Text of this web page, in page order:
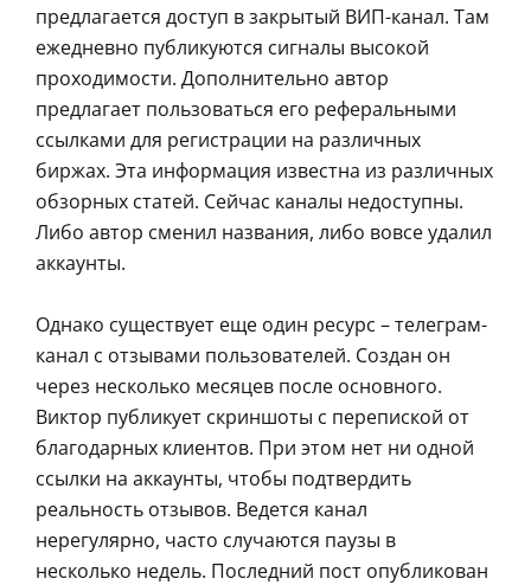
предлагается доступ в закрытый ВИП-канал. Там
ежедневно публикуются сигналы высокой
проходимости. Дополнительно автор
предлагает пользоваться его реферальными
ссылками для регистрации на различных
биржах. Эта информация известна из различных
обзорных статей. Сейчас каналы недоступны.
Либо автор сменил названия, либо вовсе удалил
аккаунты.
Однако существует еще один ресурс – телеграм-
канал с отзывами пользователей. Создан он
через несколько месяцев после основного.
Виктор публикует скриншоты с перепиской от
благодарных клиентов. При этом нет ни одной
ссылки на аккаунты, чтобы подтвердить
реальность отзывов. Ведется канал
нерегулярно, часто случаются паузы в
несколько недель. Последний пост опубликован